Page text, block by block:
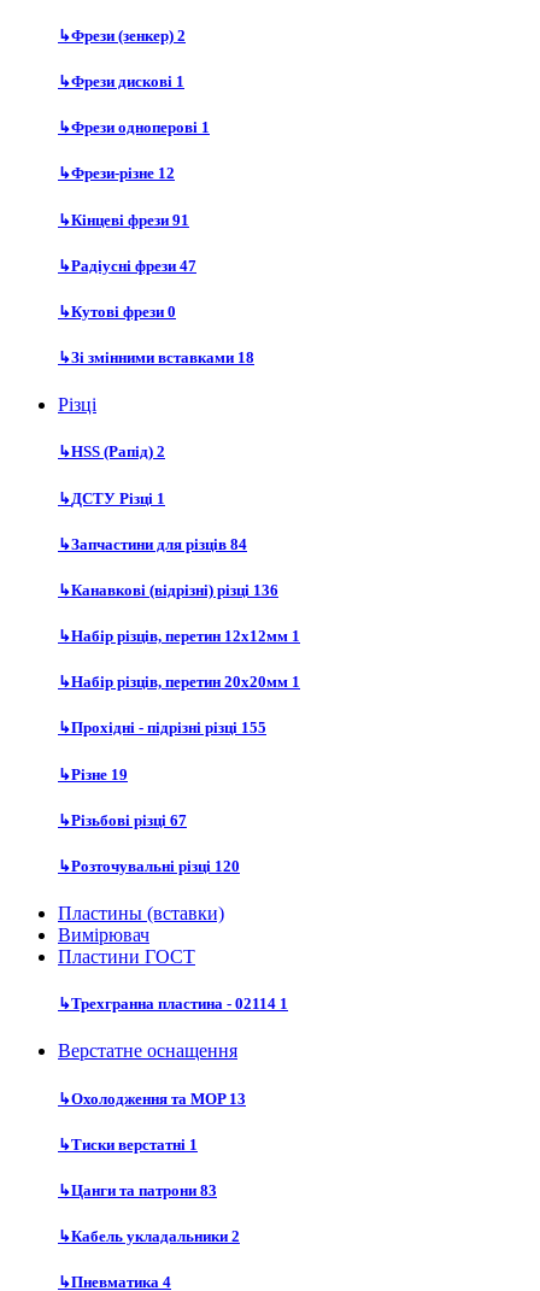
↳Фрези (зенкер) 2
↳Фрези дискові 1
↳Фрези одноперові 1
↳Фрези-різне 12
↳Кінцеві фрези 91
↳Радіусні фрези 47
↳Кутові фрези 0
↳Зі змінними вставками 18
Різці
↳HSS (Рапід) 2
↳ДСТУ Різці 1
↳Запчастини для різців 84
↳Канавкові (відрізні) різці 136
↳Набір різців, перетин 12х12мм 1
↳Набір різців, перетин 20х20мм 1
↳Прохідні - підрізні різці 155
↳Різне 19
↳Різьбові різці 67
↳Розточувальні різці 120
Пластины (вставки)
Вимірювач
Пластини ГОСТ
↳Трехгранна пластина - 02114 1
Верстатне оснащення
↳Охолодження та MOP 13
↳Тиски верстатні 1
↳Цанги та патрони 83
↳Кабель укладальники 2
↳Пневматика 4